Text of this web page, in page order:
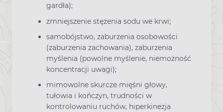
gardła);
zmniejszenie stężenia sodu we krwi;
samobójstwo, zaburzenia osobowości
(zaburzenia zachowania), zaburzenia
myślenia (powolne myślenie, niemożność
koncentracji uwagi);
mimowolne skurcze mięśni głowy,
tułowia i kończyn, trudności w
kontrolowaniu ruchów, hiperkinezja